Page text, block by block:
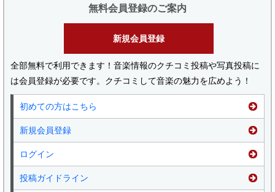
無料会員登録のご案内
新規会員登録
全部無料で利用できます！音楽情報のクチコミ投稿や写真投稿に
は会員登録が必要です。クチコミして音楽の魅力を広めよう！
初めての方はこちら
新規会員登録
ログイン
投稿ガイドライン